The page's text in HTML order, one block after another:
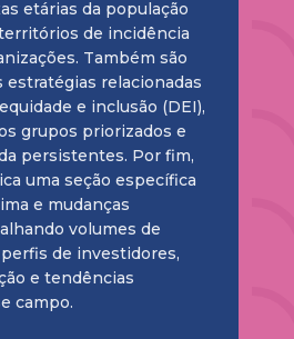
etárias da população
de incidência
Também são
estratégias relacionadas
e inclusão (DEI),
grupos priorizados e
persistentes. Por fim,
uma seção específica
e mudanças
volumes de
de investidores,
e tendências
campo.